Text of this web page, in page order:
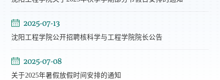
2025-07-13
沈阳工程学院公开招聘核科学与工程学院院长公告
2025-07-08
关于2025年暑假放假时间安排的通知